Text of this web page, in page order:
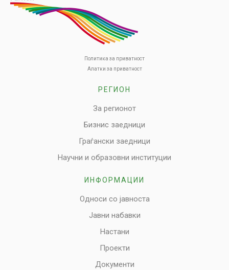
Политика за приватност
Алатки за приватност
РЕГИОН
За регионот
Бизнис заедници
Граѓански заедници
Научни и образовни институции
ИНФОРМАЦИИ
Односи со јавноста
Јавни набавки
Настани
Проекти
Документи